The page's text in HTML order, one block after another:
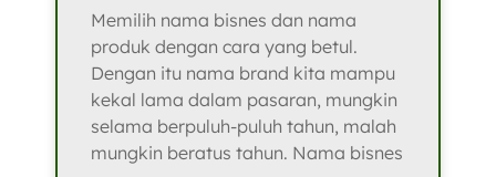
Memilih nama bisnes dan nama
produk dengan cara yang betul.
Dengan itu nama brand kita mampu
kekal lama dalam pasaran, mungkin
selama berpuluh-puluh tahun, malah
mungkin beratus tahun. Nama bisnes